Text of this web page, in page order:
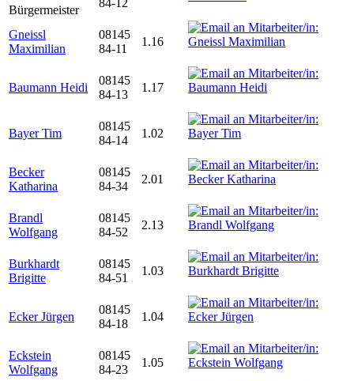
Bürgermeister
84-12
Gneissl
Maximilian
08145
84-11
1.16
Baumann Heidi
08145
84-13
1.17
Bayer Tim
08145
84-14
1.02
Becker
Katharina
08145
84-34
2.01
Brandl
Wolfgang
08145
84-52
2.13
Burkhardt
Brigitte
08145
84-51
1.03
Ecker Jürgen
08145
84-18
1.04
Eckstein
Wolfgang
08145
84-23
1.05